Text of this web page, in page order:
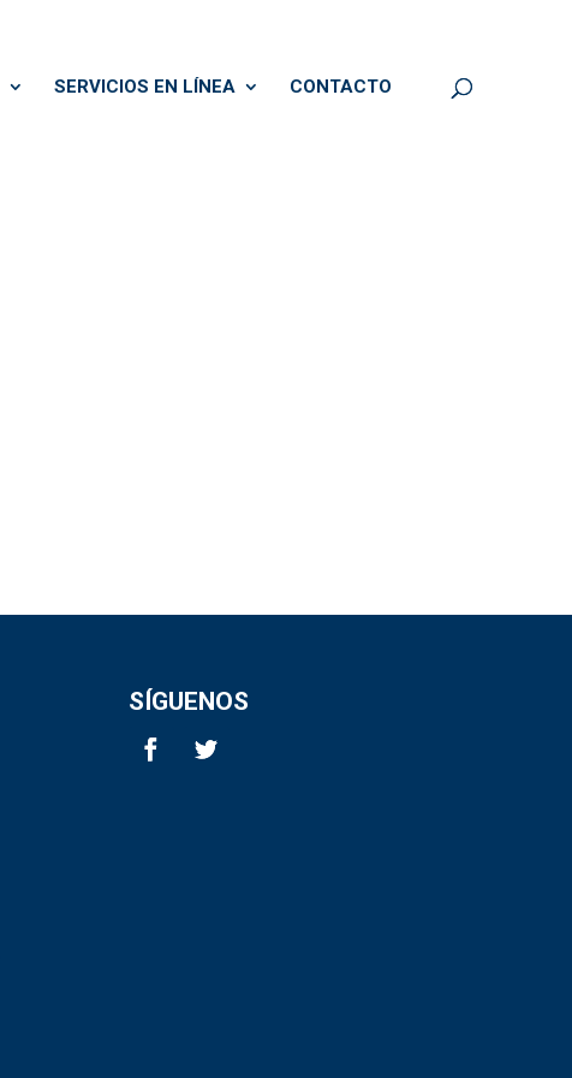
SERVICIOS EN LÍNEA CONTACTO
SÍGUENOS